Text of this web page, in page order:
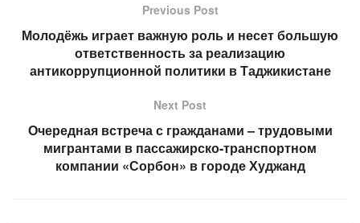
Previous Post
Молодёжь играет важную роль и несет большую
ответственность за реализацию
антикоррупционной политики в Таджикистане
Next Post
Очередная встреча с гражданами – трудовыми
мигрантами в пассажирско-транспортном
компании «Сорбон» в городе Худжанд